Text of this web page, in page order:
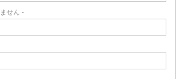
せん -